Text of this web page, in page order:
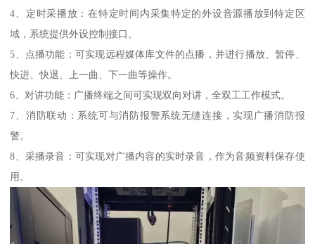
4、定时采播放：在特定时间内采集特定的外设音源播放到特定区
域，系统提供外设控制接口。
5、点播功能：可实现远程媒体库文件的点播，并进行播放、暂停、
快进、快退、上一曲、下一曲等操作。
6、对讲功能：广播终端之间可实现双向对讲，全双工工作模式。
7、消防联动：系统可与消防报警系统无缝连接，实现广播消防报
警。
8、采播录音：可实现对广播内容的实时录音，作为音频资料保存使
用。